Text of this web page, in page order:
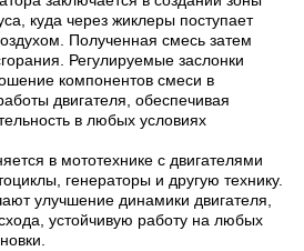
куда через жиклеры поступает
Полученная смесь затем
Регулируемые заслонки
компонентов смеси в
двигателя, обеспечивая
в любых условиях
в мототехнике с двигателями
генераторы и другую технику.
улучшение динамики двигателя,
устойчивую работу на любых